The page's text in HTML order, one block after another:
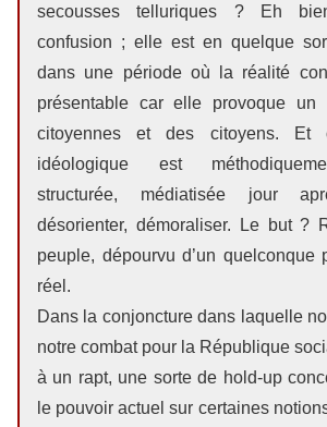
secousses telluriques ? Eh
confusion ; elle est en quelque
dans une période où la réalité
présentable car elle provoque un
citoyennes et des citoyens. Et
idéologique est
structurée, médiatisée jour
désorienter, démoraliser. Le but ?
peuple, dépourvu d’un quelconque
réel.
Dans la conjoncture dans laquelle
notre combat pour la République
à un rapt, une sorte de hold-up
le pouvoir actuel sur certaines